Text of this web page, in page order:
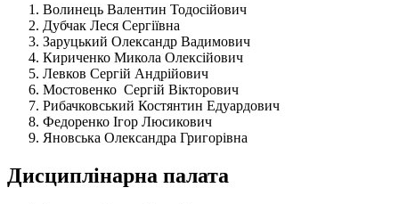
Волинець Валентин Тодосійович
Дубчак Леся Сергіївна
Заруцький Олександр Вадимович
Кириченко Микола Олексійович
Левков Сергій Андрійович
Мостовенко Сергій Вікторович
Рибачковський Костянтин Едуардович
Федоренко Ігор Люсикович
Яновська Олександра Григорівна
Дисциплінарна палата